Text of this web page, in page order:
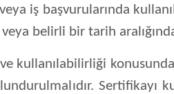
iş başvurularında
belirli bir tarih
kullanılabilirliği